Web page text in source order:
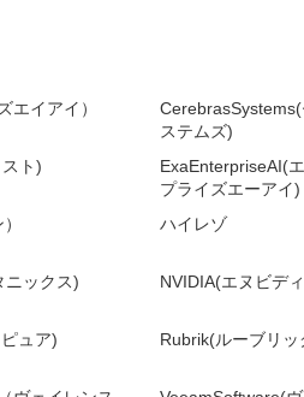
エイアイ）
ステムズ)
ト)
ExaEnterpriseAI(
プライズエーアイ)
ハイレゾ
ニックス) NVIDIA(エヌビデ
ュア) Rubrik(ルーブリッ